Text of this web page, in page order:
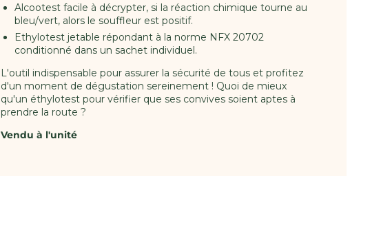
Alcootest facile à décrypter, si la réaction chimique tourne au
bleu/vert, alors le souffleur est positif.
Ethylotest jetable répondant à la norme NFX 20702
conditionné dans un sachet individuel.
L'outil indispensable pour assurer la sécurité de tous et profitez
d'un moment de dégustation sereinement ! Quoi de mieux
qu'un éthylotest pour vérifier que ses convives soient aptes à
prendre la route ?
Vendu à l'unité